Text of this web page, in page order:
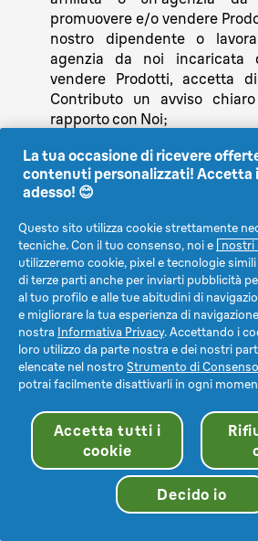
promuovere e/o vendere
nostro dipendente o
agenzia da noi incaricata
vendere Prodotti, accetta
Contributo un avviso
rapporto con Noi;
il Contributo dell'utente (o
è stato incluso né concepito
qualsiasi altro
promozionale, sia per noi o per
il Contributo dell'utente viene
stato
pagamento o promessa di
alcuna aspettativa da parte
qualsiasi pagamento in
lui proposto. Il Contributo
inviato senza che gli sia
fatta alcuna offerta di
aspettativa di riceverli,
possibilità che il suo
le finalità promozionali di
l'utente ha ricevuto un
chiaramente i dettagli nel
il Contributo dell'utente
offensivo, blasfemo, volgare,
diffamatorio, calunnioso,
La tua occasione di ricevere
contenuti personalizzati! Accetta
adesso! 😊
Questo sito utilizza cookie strettamente
tecniche. Con il tuo consenso, noi e i nostri
utilizzeremo cookie, pixel e tecnologie simili
di terze parti anche per inviarti pubblicità
al tuo profilo e alle tue abitudini di
e migliorare la tua esperienza di
nostra Informativa Privacy. Accettando i
loro utilizzo da parte nostra e dei nostri
elencate nel nostro Strumento di
potrai facilmente disattivarli in ogni
Accetta tutti i
cookie
Decido io